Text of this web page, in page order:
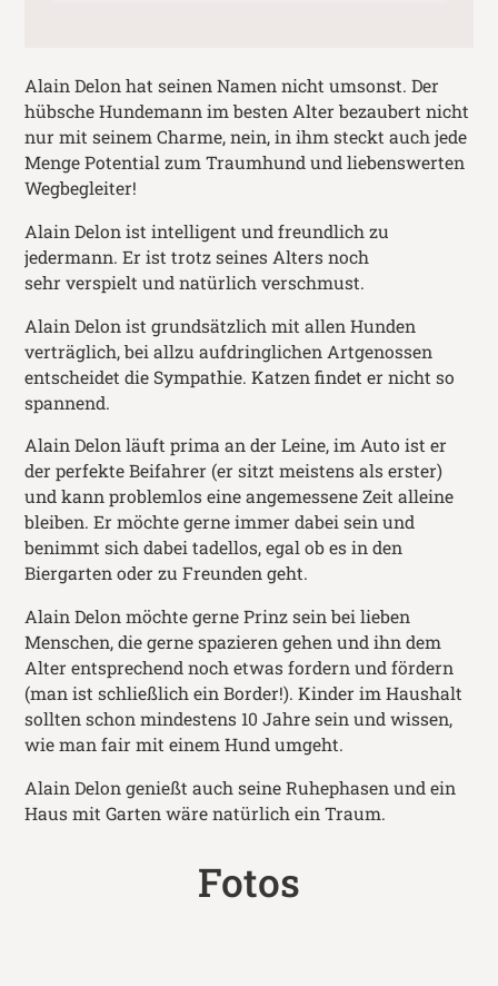
Alain Delon hat seinen Namen nicht umsonst. Der
hübsche Hundemann im besten Alter bezaubert nicht
nur mit seinem Charme, nein, in ihm steckt auch jede
Menge Potential zum Traumhund und liebenswerten
Wegbegleiter!
Alain Delon ist intelligent und freundlich zu
jedermann. Er ist trotz seines Alters noch
sehr verspielt und natürlich verschmust.
Alain Delon ist grundsätzlich mit allen Hunden
verträglich, bei allzu aufdringlichen Artgenossen
entscheidet die Sympathie. Katzen findet er nicht so
spannend.
Alain Delon läuft prima an der Leine, im Auto ist er
der perfekte Beifahrer (er sitzt meistens als erster)
und kann problemlos eine angemessene Zeit alleine
bleiben. Er möchte gerne immer dabei sein und
benimmt sich dabei tadellos, egal ob es in den
Biergarten oder zu Freunden geht.
Alain Delon möchte gerne Prinz sein bei lieben
Menschen, die gerne spazieren gehen und ihn dem
Alter entsprechend noch etwas fordern und fördern
(man ist schließlich ein Border!). Kinder im Haushalt
sollten schon mindestens 10 Jahre sein und wissen,
wie man fair mit einem Hund umgeht.
Alain Delon genießt auch seine Ruhephasen und ein
Haus mit Garten wäre natürlich ein Traum.
Fotos